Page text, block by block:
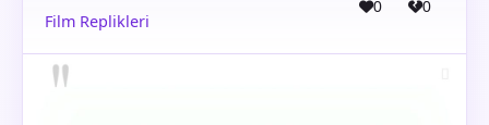
Film Replikleri
0 0